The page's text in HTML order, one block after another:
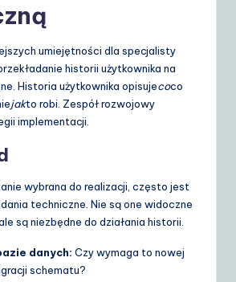
umiejętności dla specjalisty
historii użytkownika na
Historia użytkownika opisujecoco
jakto robi. Zespół rozwojowy
implementacji.
wybrana do realizacji, często jest
techniczne. Nie są one widoczne
są niezbędne do działania historii.
danych: Czy wymaga to nowej
schematu?